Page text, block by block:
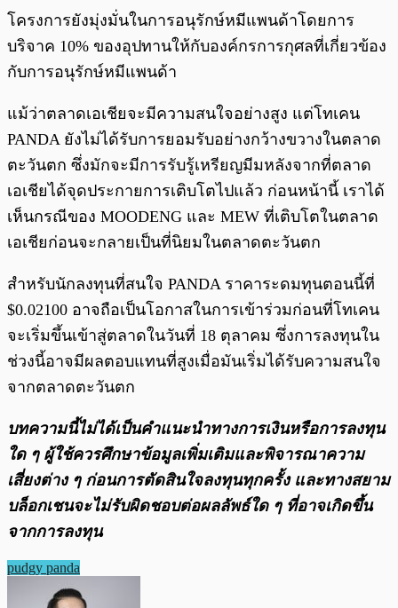
โครงการยังมุ่งมั่นในการอนุรักษ์หมีแพนด้าโดยการ
บริจาค 10% ของอุปทานให้กับองค์กรการกุศลที่เกี่ยวข้อง
กับการอนุรักษ์หมีแพนด้า
แม้ว่าตลาดเอเชียจะมีความสนใจอย่างสูง แต่โทเคน
PANDA ยังไม่ได้รับการยอมรับอย่างกว้างขวางในตลาด
ตะวันตก ซึ่งมักจะมีการรับรู้เหรียญมีมหลังจากที่ตลาด
เอเชียได้จุดประกายการเติบโตไปแล้ว ก่อนหน้านี้ เราได้
เห็นกรณีของ MOODENG และ MEW ที่เติบโตในตลาด
เอเชียก่อนจะกลายเป็นที่นิยมในตลาดตะวันตก
สำหรับนักลงทุนที่สนใจ PANDA ราคาระดมทุนตอนนี้ที่
$0.02100 อาจถือเป็นโอกาสในการเข้าร่วมก่อนที่โทเคน
จะเริ่มขึ้นเข้าสู่ตลาดในวันที่ 18 ตุลาคม ซึ่งการลงทุนใน
ช่วงนี้อาจมีผลตอบแทนที่สูงเมื่อมันเริ่มได้รับความสนใจ
จากตลาดตะวันตก
บทความนี้ไม่ได้เป็นคำแนะนำทางการเงินหรือการลงทุน
ใด ๆ ผู้ใช้ควรศึกษาข้อมูลเพิ่มเติมและพิจารณาความ
เสี่ยงต่าง ๆ ก่อนการตัดสินใจลงทุนทุกครั้ง และทางสยาม
บล็อกเชนจะไม่รับผิดชอบต่อผลลัพธ์ใด ๆ ที่อาจเกิดขึ้น
จากการลงทุน
pudgy panda